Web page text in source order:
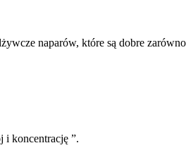
naparów, które są dobre
i koncentrację ”.